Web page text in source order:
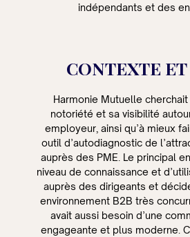
indépendants et des
CONTEXTE ET
Harmonie Mutuelle
notoriété et sa visibilité
employeur, ainsi qu’à mieux
outil d’autodiagnostic de
auprès des PME. Le principal
niveau de connaissance et
auprès des dirigeants et
environnement B2B très
avait aussi besoin d’une
engageante et plus moderne.